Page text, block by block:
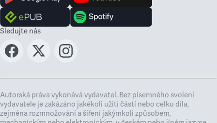
Sledujte nás
Autorská práva vykonává vydavatel. Bez písemného svolení
vydavatele je zakázáno jakékoli užití částí nebo celku díla,
zejména rozmnožování a šíření jakýmkoli způsobem,